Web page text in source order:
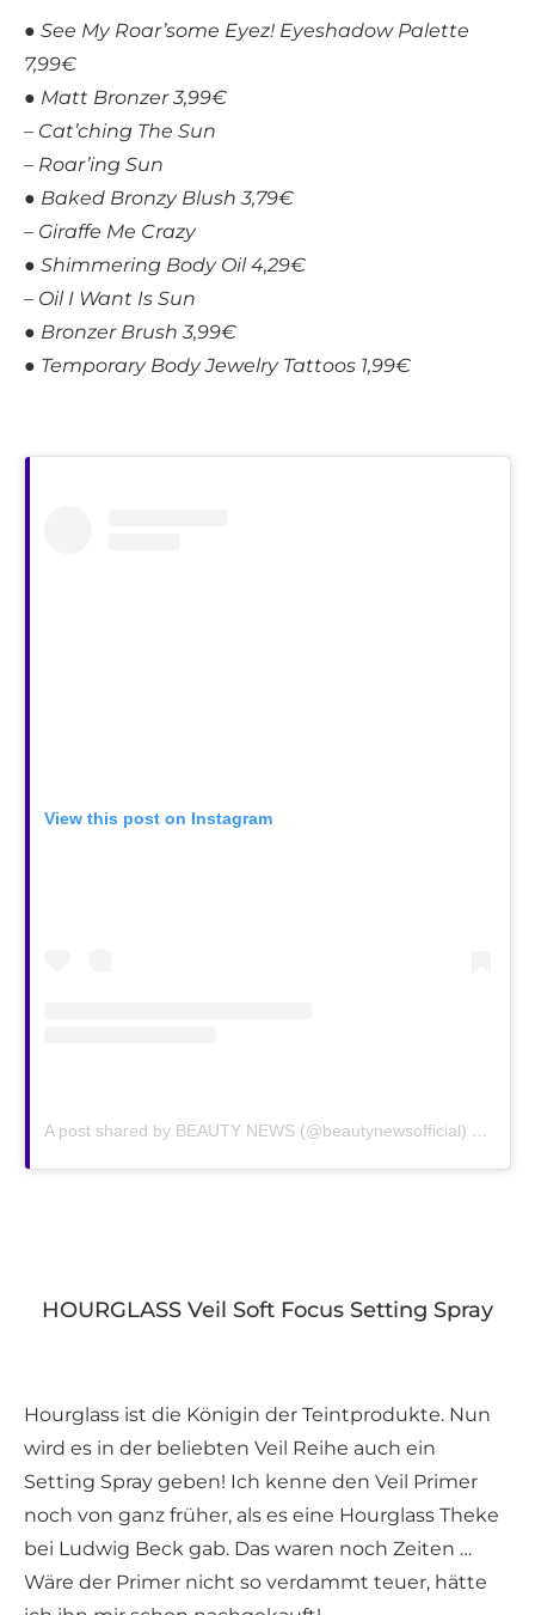
● See My Roar’some Eyez! Eyeshadow Palette
7,99€
● Matt Bronzer 3,99€
– Cat’ching The Sun
– Roar’ing Sun
● Baked Bronzy Blush 3,79€
– Giraffe Me Crazy
● Shimmering Body Oil 4,29€
– Oil I Want Is Sun
● Bronzer Brush 3,99€
● Temporary Body Jewelry Tattoos 1,99€
View this post on Instagram
A post shared by BEAUTY NEWS (@beautynewsofficial)
HOURGLASS Veil Soft Focus Setting Spray
Hourglass ist die Königin der Teintprodukte. Nun
wird es in der beliebten Veil Reihe auch ein
Setting Spray geben! Ich kenne den Veil Primer
noch von ganz früher, als es eine Hourglass Theke
bei Ludwig Beck gab. Das waren noch Zeiten …
Wäre der Primer nicht so verdammt teuer, hätte